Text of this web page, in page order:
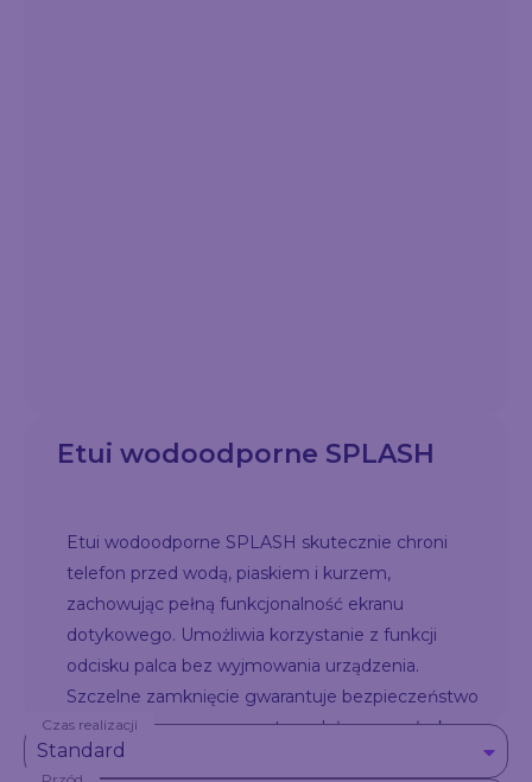
Etui wodoodporne SPLASH
Etui wodoodporne SPLASH skutecznie chroni
telefon przed wodą, piaskiem i kurzem,
zachowując pełną funkcjonalność ekranu
dotykowego. Umożliwia korzystanie z funkcji
odcisku palca bez wyjmowania urządzenia.
Szczelne zamknięcie gwarantuje bezpieczeństwo
przechowywanego sprzętu, a dołączona płaska
smycz o długości 45 cm pozwala wygodnie nosić
Czas realizacji
Standard